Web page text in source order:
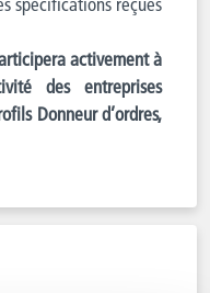
activement à
des entreprises
Donneur d’ordres,